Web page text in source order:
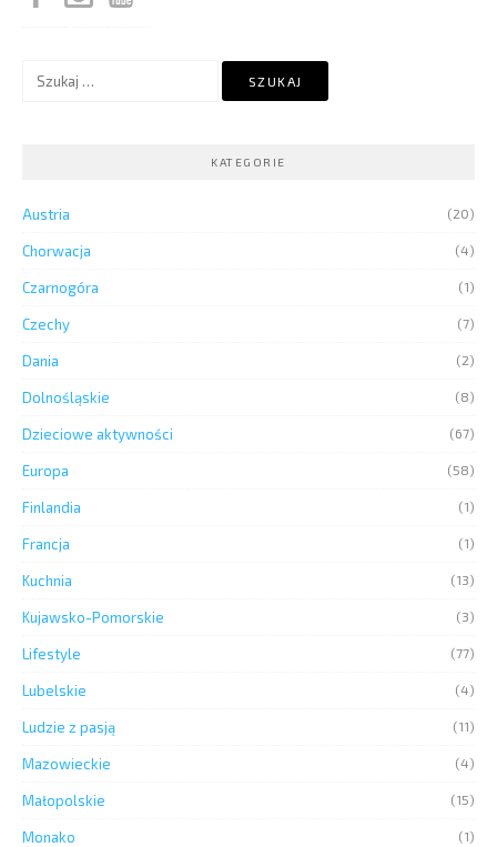
KATEGORIE
Austria (20)
Chorwacja (4)
Czarnogóra (1)
Czechy (7)
Dania (2)
Dolnośląskie (8)
Dzieciowe aktywności (67)
Europa (58)
Finlandia (1)
Francja (1)
Kuchnia (13)
Kujawsko-Pomorskie (3)
Lifestyle (77)
Lubelskie (4)
Ludzie z pasją (11)
Mazowieckie (4)
Małopolskie (15)
Monako (1)